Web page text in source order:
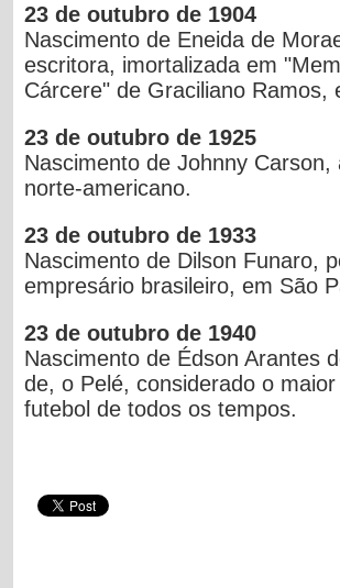
23 de outubro de 1904
Nascimento de Eneida de
escritora, imortalizada em
Cárcere" de Graciliano Ramos,
23 de outubro de 1925
Nascimento de Johnny Carson,
norte-americano.
23 de outubro de 1933
Nascimento de Dilson Funaro,
empresário brasileiro, em São
23 de outubro de 1940
Nascimento de Édson Arantes
de, o Pelé, considerado o
futebol de todos os tempos.